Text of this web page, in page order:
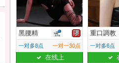
黑腰精
一对多8点 一对一30点
在线上
重口調教
一对多6点